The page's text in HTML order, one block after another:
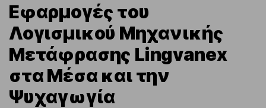
Εφαρμογές του
Λογισμικού Μηχανικής
Μετάφρασης Lingvanex
στα Μέσα και την
Ψυχαγωγία